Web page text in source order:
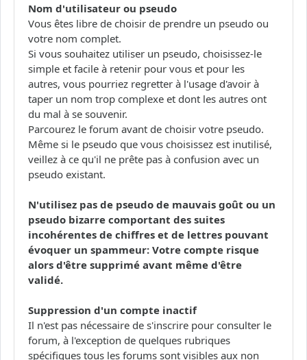
Nom d'utilisateur ou pseudo
Vous êtes libre de choisir de prendre un pseudo ou
votre nom complet.
Si vous souhaitez utiliser un pseudo, choisissez-le
simple et facile à retenir pour vous et pour les
autres, vous pourriez regretter à l'usage d'avoir à
taper un nom trop complexe et dont les autres ont
du mal à se souvenir.
Parcourez le forum avant de choisir votre pseudo.
Même si le pseudo que vous choisissez est inutilisé,
veillez à ce qu'il ne prête pas à confusion avec un
pseudo existant.
N'utilisez pas de pseudo de mauvais goût ou un
pseudo bizarre comportant des suites
incohérentes de chiffres et de lettres pouvant
évoquer un spammeur: Votre compte risque
alors d'être supprimé avant même d'être
validé.
Suppression d'un compte inactif
Il n'est pas nécessaire de s'inscrire pour consulter le
forum, à l'exception de quelques rubriques
spécifiques tous les forums sont visibles aux non